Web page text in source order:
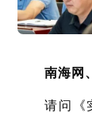
南海网
请问《